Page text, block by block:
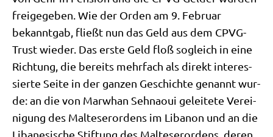
frei­ge­ge­ben. Wie der Orden am 9. Febru­ar
bekannt­gab, fließt nun das Geld aus dem CPVG-
Trust wie­der. Das erste Geld floß sogleich in eine
Rich­tung, die bereits mehr­fach als direkt inter­es­
sier­te Sei­te in der gan­zen Geschich­te genannt wur­
de: an die von Mar­whan Seh­na­oui gelei­te­te Ver­ei­
ni­gung des Mal­te­ser­or­dens im Liba­non und an die
Liba­ne­si­sche Stif­tung des Mal­te­ser­or­dens, deren